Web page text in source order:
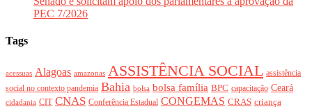
PEC 7/2026
Tags
acessuas Alagoas amazonas ASSISTÊNCIA SOCIAL assistência
social no contexto pandemia Bahia bolsa bolsa família BPC capacitação Ceará
cidadania CIT CNAS Conferência Estadual CONGEMAS CRAS criança